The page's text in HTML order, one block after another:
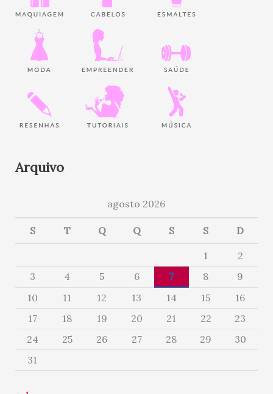
Arquivo
agosto 2026
S T Q Q S S D
1
2
3
4 5 6 7 8
9
10
11 12 13 14 15
16
17
18 19 20 21 22
23
24
25 26 27 28 29
30
31